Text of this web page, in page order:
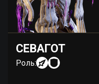
СЕВАГОТ
Роль: